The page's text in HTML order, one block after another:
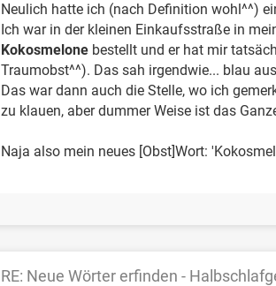
Neulich hatte ich (nach Definition wohl^^)
Ich war in der kleinen Einkaufsstraße in
Kokosmelone bestellt und er hat mir
Traumobst^^). Das sah irgendwie... blau
Das war dann auch die Stelle, wo ich
zu klauen, aber dummer Weise ist das
Naja also mein neues [Obst]Wort:
RE: Neue Wörter erfinden -